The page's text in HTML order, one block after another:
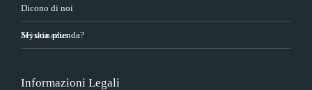
Dicono di noi
Sei una azienda?
Myskin plus
Informazioni Legali